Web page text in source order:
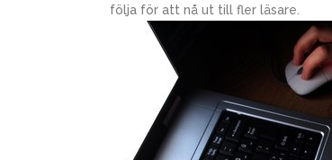
följa för att nå ut till fler läsare.